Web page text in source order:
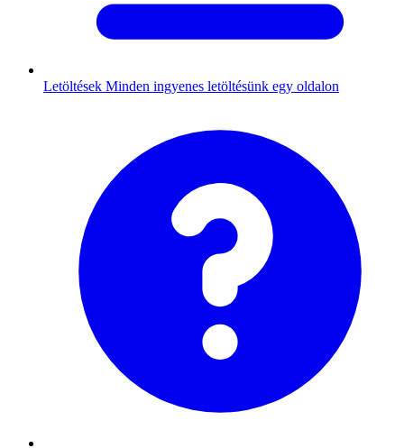
Letöltések Minden ingyenes letöltésünk egy oldalon